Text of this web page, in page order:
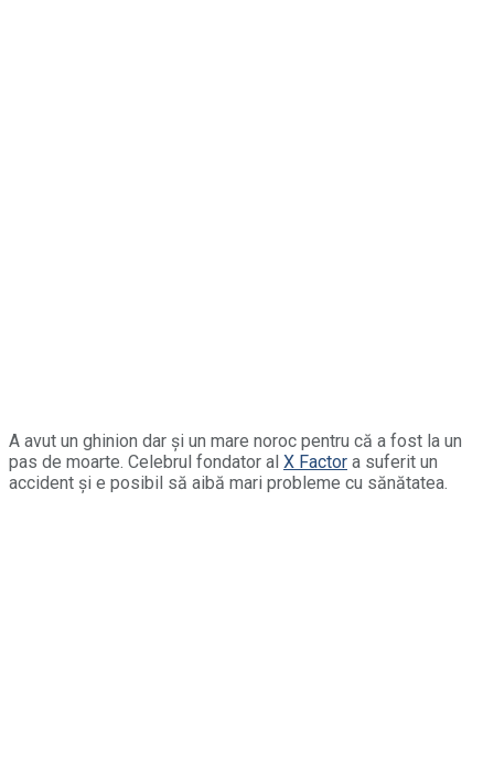
A avut un ghinion dar și un mare noroc pentru că a fost la un
pas de moarte. Celebrul fondator al X Factor a suferit un
accident și e posibil să aibă mari probleme cu sănătatea.